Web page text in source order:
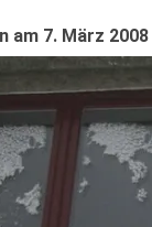
am 7. März 2008